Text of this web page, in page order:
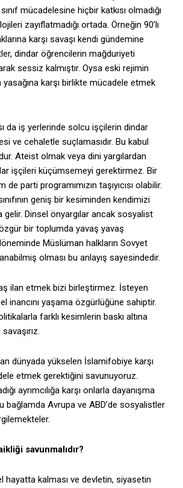
mücadelesine hiçbir katkısı olmadığı
zayıflatmadığı ortada. Örneğin 90’lı
karşı savaşı kendi gündemine
dindar öğrencilerin mağduriyeti
sessiz kalmıştır. Oysa eski rejimin
yasağına karşı birlikte mücadele etmek
da iş yerlerinde solcu işçilerin dindar
ve cehaletle suçlamasıdır. Bu kabul
Ateist olmak veya dini yargılardan
işçileri küçümsemeyi gerektirmez. Bir
parti programımızın taşıyıcısı olabilir.
geniş bir kesiminden kendimizi
gelir. Dinsel önyargılar ancak sosyalist
bir toplumda yavaş yavaş
Müslüman halkların Sovyet
olması bu anlayış sayesindedir.
ilan etmek bizi birleştirmez. İsteyen
inancını yaşama özgürlüğüne sahiptir.
farklı kesimlerin baskı altına
dünyada yükselen İslamifobiye karşı
etmek gerektiğini savunuyoruz.
ayrımcılığa karşı onlarla dayanışma
bağlamda Avrupa ve ABD’de sosyalistler
savunmalıdır?
hayatta kalması ve devletin, siyasetin